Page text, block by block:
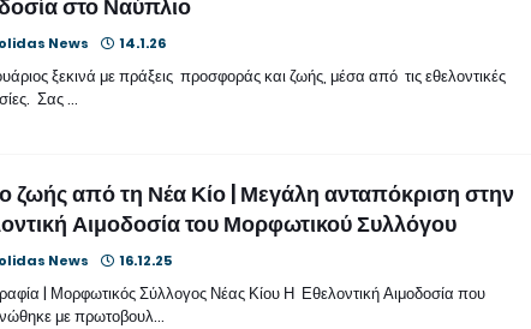
στο Ναύπλιο
News 14.1.26
ξεκινά με πράξεις προσφοράς και ζωής, μέσα από τις εθελοντικές
Σας …
ζωής από τη Νέα Κίο | Μεγάλη ανταπόκριση στην
Αιμοδοσία του Μορφωτικού Συλλόγου
News 16.12.25
| Μορφωτικός Σύλλογος Νέας Κίου Η Εθελοντική Αιμοδοσία που
με πρωτοβουλ…